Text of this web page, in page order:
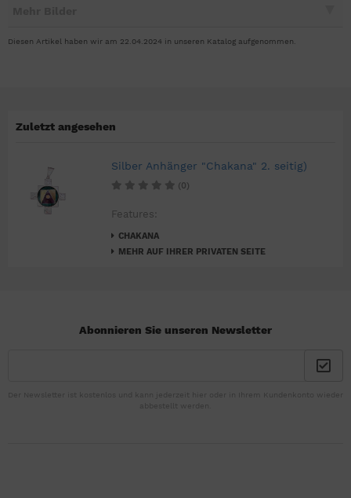
Diesen Artikel haben wir am 22.04.2024 in unseren Katalog aufgenommen.
Zuletzt angesehen
Silber Anhänger "Chakana" 2. seitig)
(0)
Features:
CHAKANA
MEHR AUF IHRER PRIVATEN SEITE
Abonnieren Sie unseren Newsletter
Der Newsletter ist kostenlos und kann jederzeit hier oder in Ihrem Kundenkonto wieder
abbestellt werden.